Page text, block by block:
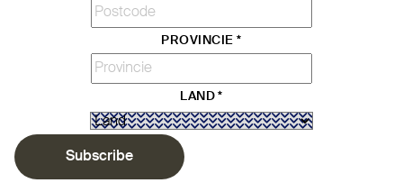
PROVINCIE*
LAND*
Subscribe